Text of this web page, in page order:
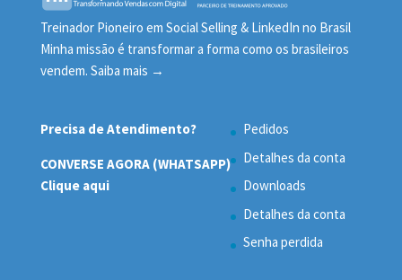
Treinador Pioneiro em Social Selling & LinkedIn no Brasil
Minha missão é transformar a forma como os brasileiros
vendem. Saiba mais →
Precisa de Atendimento?
CONVERSE AGORA (WHATSAPP)
Clique aqui
Pedidos
Detalhes da conta
Downloads
Detalhes da conta
Senha perdida